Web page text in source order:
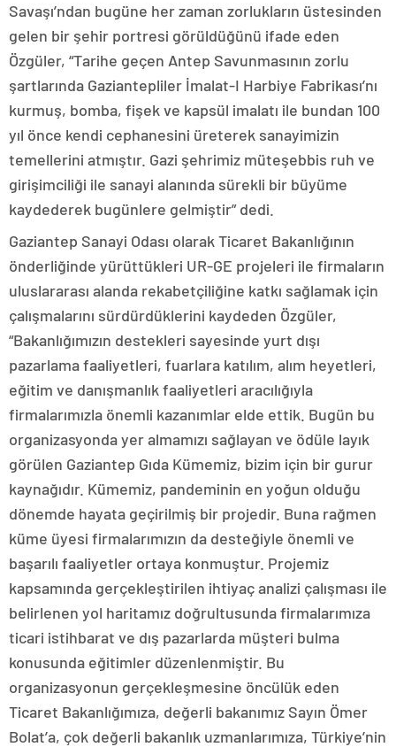
Savaşı’ndan bugüne her zaman zorlukların üstesinden
gelen bir şehir portresi görüldüğünü ifade eden
Özgüler, “Tarihe geçen Antep Savunmasının zorlu
şartlarında Gaziantepliler İmalat-I Harbiye Fabrikası’nı
kurmuş, bomba, fişek ve kapsül imalatı ile bundan 100
yıl önce kendi cephanesini üreterek sanayimizin
temellerini atmıştır. Gazi şehrimiz müteşebbis ruh ve
girişimciliği ile sanayi alanında sürekli bir büyüme
kaydederek bugünlere gelmiştir” dedi.
Gaziantep Sanayi Odası olarak Ticaret Bakanlığının
önderliğinde yürüttükleri UR-GE projeleri ile firmaların
uluslararası alanda rekabetçiliğine katkı sağlamak için
çalışmalarını sürdürdüklerini kaydeden Özgüler,
“Bakanlığımızın destekleri sayesinde yurt dışı
pazarlama faaliyetleri, fuarlara katılım, alım heyetleri,
eğitim ve danışmanlık faaliyetleri aracılığıyla
firmalarımızla önemli kazanımlar elde ettik. Bugün bu
organizasyonda yer almamızı sağlayan ve ödüle layık
görülen Gaziantep Gıda Kümemiz, bizim için bir gurur
kaynağıdır. Kümemiz, pandeminin en yoğun olduğu
dönemde hayata geçirilmiş bir projedir. Buna rağmen
küme üyesi firmalarımızın da desteğiyle önemli ve
başarılı faaliyetler ortaya konmuştur. Projemiz
kapsamında gerçekleştirilen ihtiyaç analizi çalışması ile
belirlenen yol haritamız doğrultusunda firmalarımıza
ticari istihbarat ve dış pazarlarda müşteri bulma
konusunda eğitimler düzenlenmiştir. Bu
organizasyonun gerçekleşmesine öncülük eden
Ticaret Bakanlığımıza, değerli bakanımız Sayın Ömer
Bolat’a, çok değerli bakanlık uzmanlarımıza, Türkiye’nin